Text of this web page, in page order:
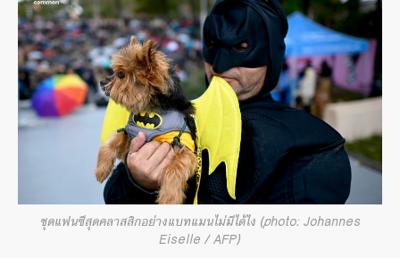
ชุดแฟนซีสุดคลาสสิกอย่างแบทแมนไม่มีได้ไง (photo: Johannes
Eiselle / AFP)